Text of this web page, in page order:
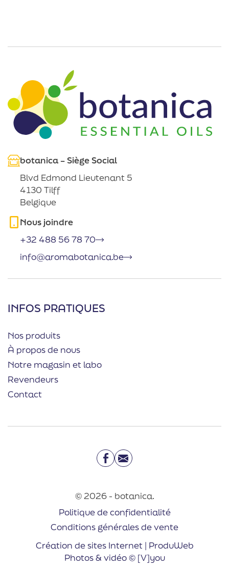
botanica – Siège Social
Blvd Edmond Lieutenant 5
4130 Tilff
Belgique
Nous joindre
+32 488 56 78 70
info@aromabotanica.be
INFOS PRATIQUES
Nos produits
À propos de nous
Notre magasin et labo
Revendeurs
Contact
Facebook
Email
© 2026 - botanica.
Politique de confidentialité
Conditions générales de vente
Création de sites Internet | ProduWeb
Photos & vidéo © [V]you